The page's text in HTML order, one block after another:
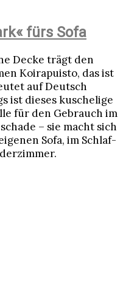
fürs Sofa
Decke trägt den
Koirapuisto, das ist
auf Deutsch
ist dieses kuschelige
für den Gebrauch im
– sie macht sich
Sofa, im Schlaf-